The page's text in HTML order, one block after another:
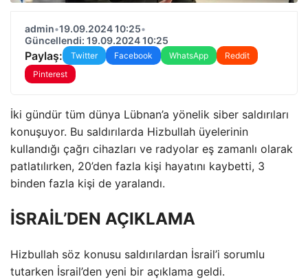
admin•19.09.2024 10:25•
Güncellendi: 19.09.2024 10:25
Paylaş: Twitter Facebook WhatsApp
Reddit
Pinterest
İki gündür tüm dünya Lübnan’a yönelik siber saldırıları
konuşuyor. Bu saldırılarda Hizbullah üyelerinin
kullandığı çağrı cihazları ve radyolar eş zamanlı olarak
patlatılırken, 20’den fazla kişi hayatını kaybetti, 3
binden fazla kişi de yaralandı.
İSRAİL’DEN AÇIKLAMA
Hizbullah söz konusu saldırılardan İsrail’i sorumlu
tutarken İsrail’den yeni bir açıklama geldi.